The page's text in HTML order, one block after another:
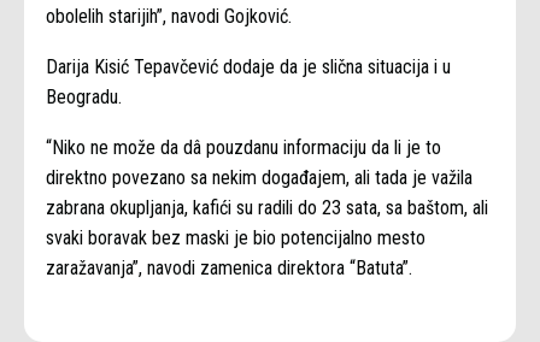
obolelih starijih”, navodi Gojković.
Darija Kisić Tepavčević dodaje da je slična situacija i u
Beogradu.
“Niko ne može da dâ pouzdanu informaciju da li je to
direktno povezano sa nekim događajem, ali tada je važila
zabrana okupljanja, kafići su radili do 23 sata, sa baštom, ali
svaki boravak bez maski je bio potencijalno mesto
zaražavanja”, navodi zamenica direktora “Batuta”.